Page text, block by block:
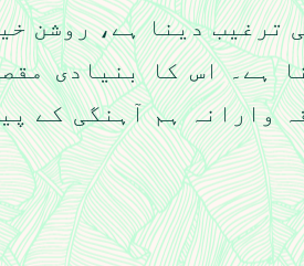
ترغیب دینا ہے، روشن
ہے۔ اس کا بنیادی
وارانہ ہم آہنگی کے